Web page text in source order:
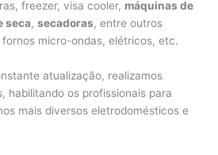
freezer, visa cooler, máquinas de
seca,secadoras, entre outros
micro-ondas, elétricos, etc.
atualização, realizamos
habilitando os profissionais para
mais diversos eletrodomésticos e